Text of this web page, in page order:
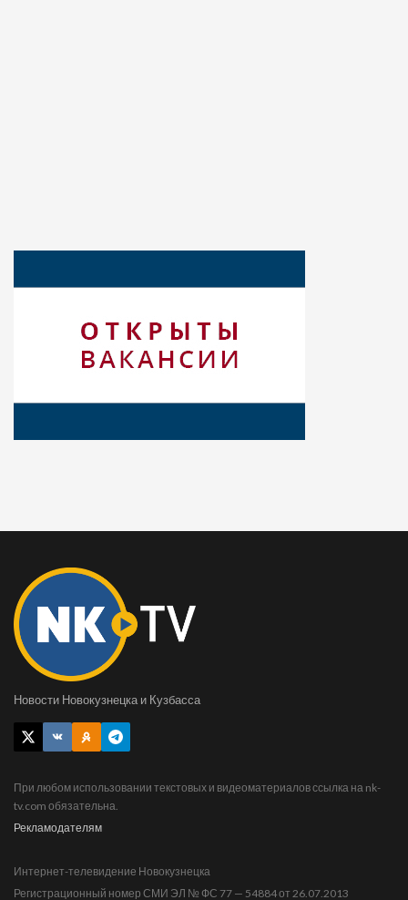
Новости Новокузнецка и Кузбасса
При любом использовании текстовых и видеоматериалов ссылка на nk-
tv.com обязательна.
Рекламодателям
Интернет-телевидение Новокузнецка
Регистрационный номер СМИ ЭЛ № ФС 77 — 54884 от 26.07.2013